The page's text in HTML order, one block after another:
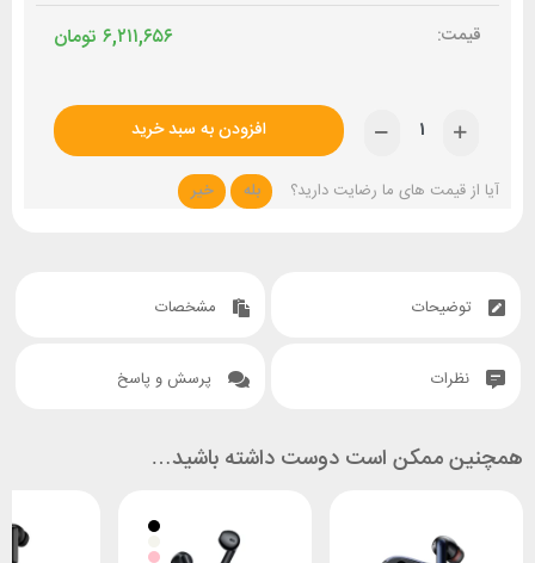
تومان ۶,۲۱۱,۶۵۶
افزودن به سبد خرید
آیا از قیمت های ما رضایت دارید؟ بله خیر
توضیحات مشخصات
نظرات پرسش و پاسخ
همچنین ممکن است دوست داشته باشید…